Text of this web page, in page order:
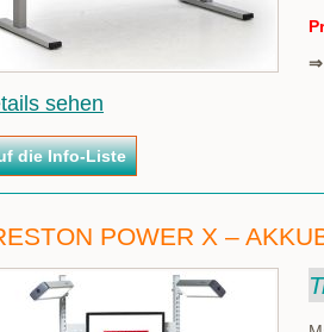
⇒
sehen
POWER X –